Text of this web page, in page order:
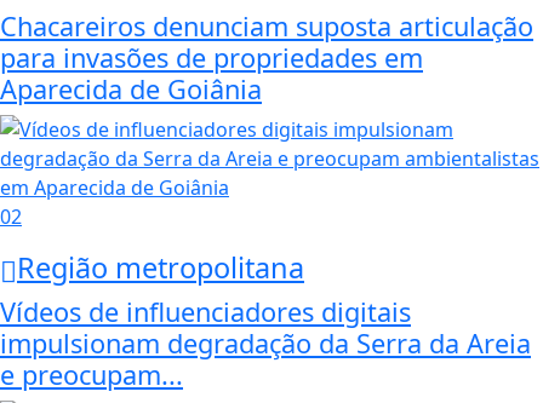
Chacareiros denunciam suposta articulação
para invasões de propriedades em
Aparecida de Goiânia
02
Região metropolitana
Vídeos de influenciadores digitais
impulsionam degradação da Serra da Areia
e preocupam...